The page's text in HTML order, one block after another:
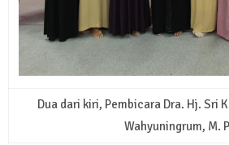
Dua dari kiri, Pembicara Dra. Hj. Sri
Wahyuningrum, M.